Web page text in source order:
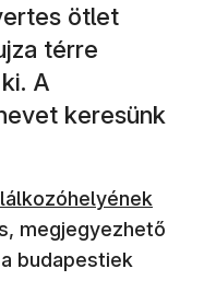
ötlet
térre
A
keresünk
nyílik meg)
megjegyezhető
budapestiek